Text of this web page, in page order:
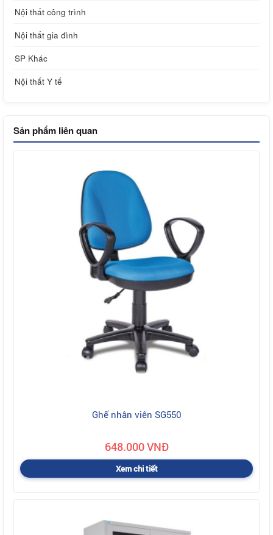
Nội thất công trình
Nội thất gia đình
SP Khác
Nội thất Y tế
Sản phẩm liên quan
Ghế nhân viên SG550
648.000 VNĐ
Xem chi tiết